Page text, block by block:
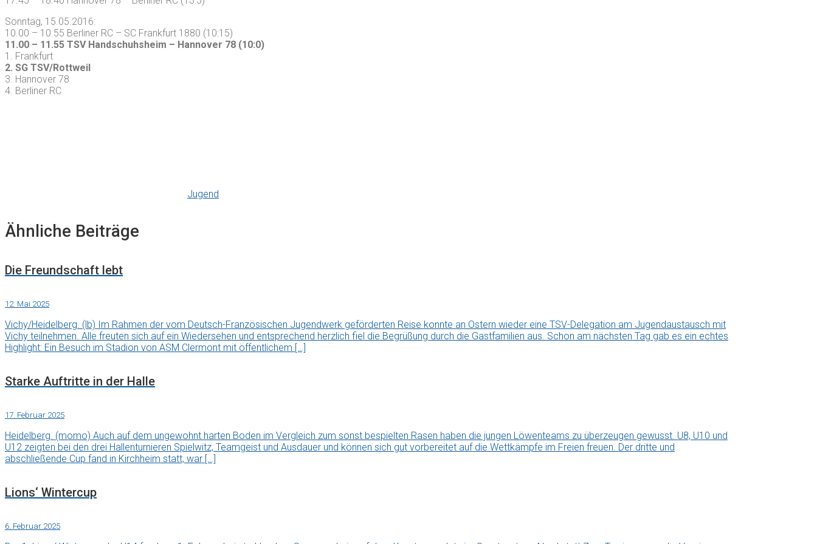
Sonntag, 15.05.2016:
10.00 – 10.55 Berliner RC – SC Frankfurt 1880 (10:15)
11.00 – 11.55 TSV Handschuhsheim – Hannover 78 (10:0)
1. Frankfurt
2. SG TSV/Rottweil
3. Hannover 78
4. Berliner RC
Jugend
Ähnliche Beiträge
Die Freundschaft lebt
12. Mai 2025
Vichy/Heidelberg. (lb) Im Rahmen der vom Deutsch-Französischen Jugendwerk geförderten Reise konnte an Ostern wieder eine TSV-Delegation am Jugendaustausch mit
Vichy teilnehmen. Alle freuten sich auf ein Wiedersehen und entsprechend herzlich fiel die Begrüßung durch die Gastfamilien aus. Schon am nächsten Tag gab es ein echtes
Highlight: Ein Besuch im Stadion von ASM Clermont mit öffentlichem […]
Starke Auftritte in der Halle
17. Februar 2025
Heidelberg. (momo) Auch auf dem ungewohnt harten Boden im Vergleich zum sonst bespielten Rasen haben die jungen Löwenteams zu überzeugen gewusst. U8, U10 und
U12 zeigten bei den drei Hallenturnieren Spielwitz, Teamgeist und Ausdauer und können sich gut vorbereitet auf die Wettkämpfe im Freien freuen. Der dritte und
abschließende Cup fand in Kirchheim statt, war […]
Lions‘ Wintercup
6. Februar 2025